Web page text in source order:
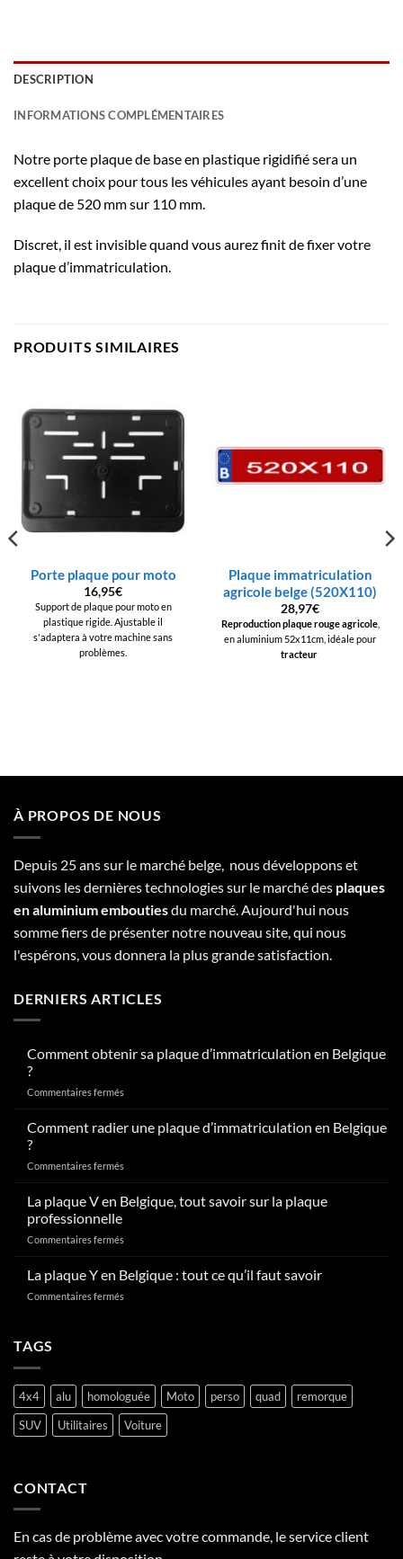
DESCRIPTION
INFORMATIONS COMPLÉMENTAIRES
Notre porte plaque de base en plastique rigidifié sera un
excellent choix pour tous les véhicules ayant besoin d’une
plaque de 520 mm sur 110 mm.
Discret, il est invisible quand vous aurez finit de fixer votre
plaque d’immatriculation.
PRODUITS SIMILAIRES
Porte plaque pour moto
16,95€
Support de plaque pour moto en
plastique rigide. Ajustable il
s'adaptera à votre machine sans
problèmes.
Plaque immatriculation
agricole belge (520X110)
28,97€
Reproduction plaque rouge agricole,
en aluminium 52x11cm, idéale pour
tracteur
À PROPOS DE NOUS
Depuis 25 ans sur le marché belge, nous développons et
suivons les dernières technologies sur le marché des plaques
en aluminium emboutiesdu marché. Aujourd'hui nous
somme fiers de présenter notre nouveau site, qui nous
l'espérons, vous donnera la plus grande satisfaction.
DERNIERS ARTICLES
Comment obtenir sa plaque d’immatriculation en Belgique
?
Commentaires ferméssur
d’immatriculation
Belgique
Comment radier une plaque d’immatriculation en Belgique
?
Commentaires ferméssur
radier
d’immatriculation
Belgique
La plaque V en Belgique, tout savoir sur la plaque
professionnelle
Commentaires ferméssur
plaque
en
plaque
professionnelle
La plaque Y en Belgique : tout ce qu’il faut savoir
Commentaires ferméssur
:
tout
ce
qu’il
TAGS
4x4 alu homologuée Moto perso quad
remorque
SUV
Utilitaires Voiture
CONTACT
En cas de problème avec votre commande, le service client